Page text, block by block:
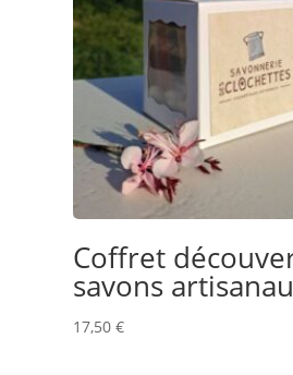
Coffret
savons
17,50€